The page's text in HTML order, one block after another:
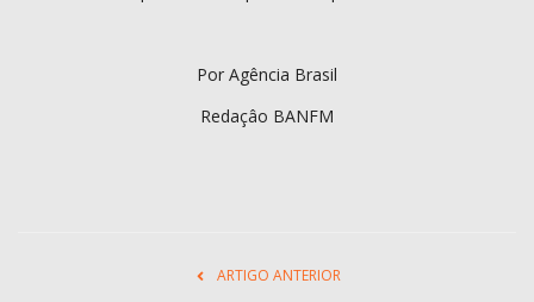
Por Agência Brasil
Redaçâo BANFM
ARTIGO ANTERIOR